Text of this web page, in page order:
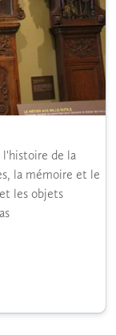
de la
la mémoire et le
les objets